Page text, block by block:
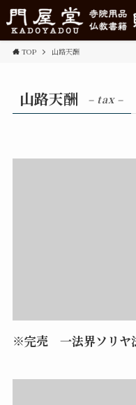
TOP 山路天酬
山路天酬 – tax –
※完売 一法界ソリ